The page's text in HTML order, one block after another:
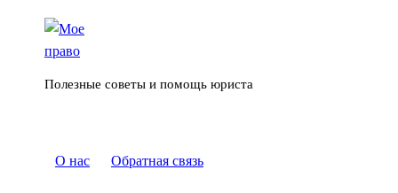
Полезные советы и помощь юриста
О нас Обратная связь